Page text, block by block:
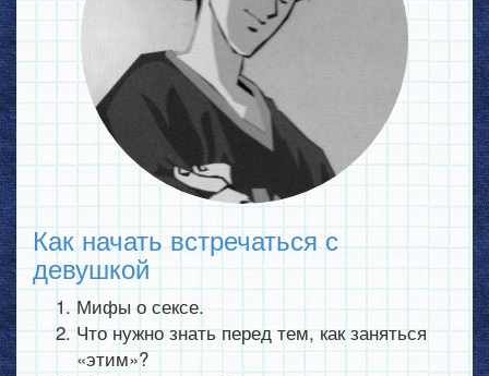
Как начать встречаться с
девушкой
Мифы о сексе.
Что нужно знать перед тем, как заняться
«этим»?